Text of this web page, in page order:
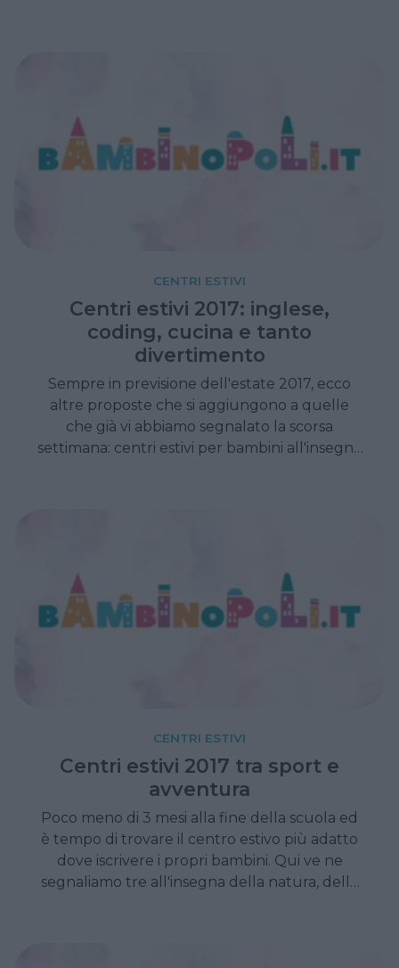
CENTRI ESTIVI
Centri estivi 2017: inglese,
coding, cucina e tanto
divertimento
Sempre in previsione dell'estate 2017, ecco
altre proposte che si aggiungono a quelle
che già vi abbiamo segnalato la scorsa
settimana: centri estivi per bambini all'insegna
CENTRI ESTIVI
Centri estivi 2017 tra sport e
avventura
Poco meno di 3 mesi alla fine della scuola ed
è tempo di trovare il centro estivo più adatto
dove iscrivere i propri bambini. Qui ve ne
segnaliamo tre all'insegna della natura, dello